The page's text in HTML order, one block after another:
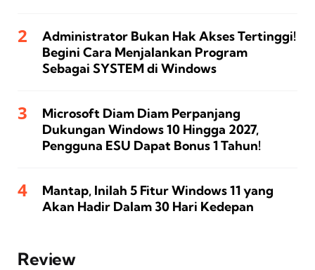
Administrator Bukan Hak Akses Tertinggi!
Begini Cara Menjalankan Program
Sebagai SYSTEM di Windows
Microsoft Diam Diam Perpanjang
Dukungan Windows 10 Hingga 2027,
Pengguna ESU Dapat Bonus 1 Tahun!
Mantap, Inilah 5 Fitur Windows 11 yang
Akan Hadir Dalam 30 Hari Kedepan
Review